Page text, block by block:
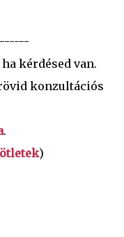
kérdésed van.
konzultációs
.
)